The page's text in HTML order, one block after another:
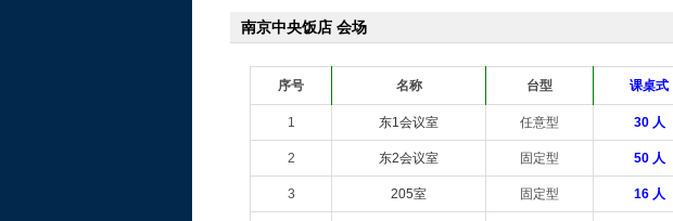
南京中央饭店 会场
序号 名称 台型 课桌式
1 东1会议室 任意型 30 人
2 东2会议室 固定型 50 人
3 205室 固定型 16 人